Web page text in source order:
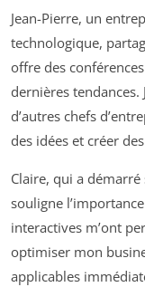
Jean-Pierre, un
technologique,
offre des
dernières tendances.
d’autres chefs
des idées et créer
Claire, qui a
souligne
interactives m’ont
optimiser mon
applicables